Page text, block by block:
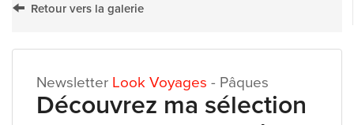
Retour vers la galerie
Newsletter Look Voyages - Pâques
Découvrez ma sélection